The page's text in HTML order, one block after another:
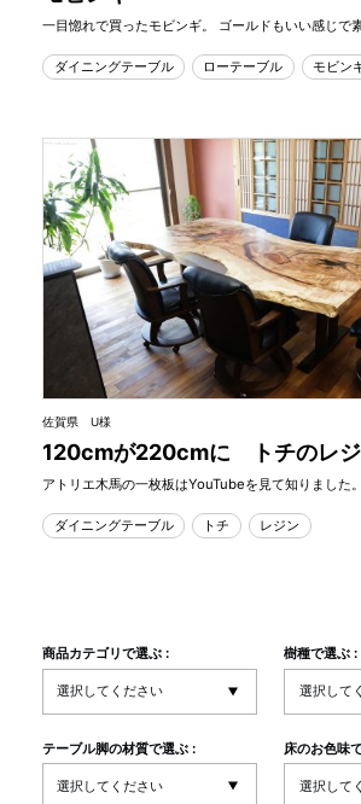
一目惚れで買ったモビンギ。 ゴールドもいい感じで
ダイニングテーブル ローテーブル モビン
佐賀県 U様
120cmが220cmに トチのレジ
アトリエ木馬の一枚板はYouTubeを見て知りました
ダイニングテーブル トチ レジン
商品カテゴリで選ぶ : 樹種で選ぶ :
テーブル脚の材質で選ぶ : 床のお色味